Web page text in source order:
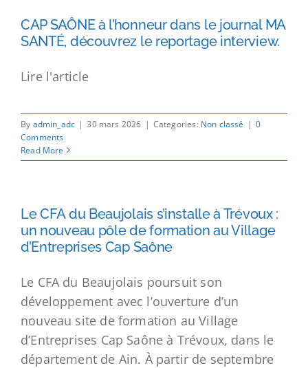
CAP SAÔNE à l’honneur dans le journal MA
SANTÉ, découvrez le reportage interview.
Lire l'article
By admin_adc | 30 mars 2026 | Categories: Non classé | 0
Comments
Read More
Le CFA du Beaujolais s’installe à Trévoux :
un nouveau pôle de formation au Village
d’Entreprises Cap Saône
Le CFA du Beaujolais poursuit son
développement avec l’ouverture d’un
nouveau site de formation au Village
d’Entreprises Cap Saône à Trévoux, dans le
département de Ain. À partir de septembre